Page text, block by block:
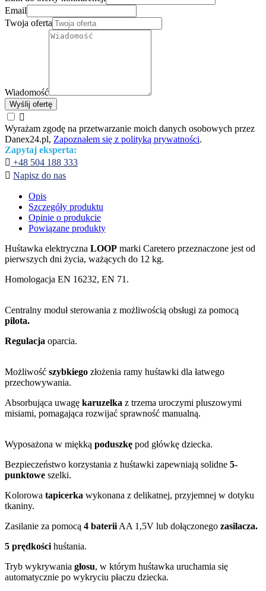
Email
Twoja oferta
Wiadomość
Wyślij ofertę

Wyrażam zgodę na przetwarzanie moich danych osobowych przez
Danex24.pl, Zapoznałem się z polityką prywatności.
Zapytaj eksperta:
 +48 504 188 333
 Napisz do nas
Opis
Szczegóły produktu
Opinie o produkcie
Powiązane produkty
Huśtawka elektryczna LOOP marki Caretero przeznaczone jest od
pierwszych dni życia, ważących do 12 kg.
Homologacja EN 16232, EN 71.
Centralny moduł sterowania z możliwością obsługi za pomocą
pilota.
Regulacja oparcia.
Możliwość szybkiego złożenia ramy huśtawki dla łatwego
przechowywania.
Absorbująca uwagę karuzelka z trzema uroczymi pluszowymi
misiami, pomagająca rozwijać sprawność manualną.
Wyposażona w miękką poduszkę pod główkę dziecka.
Bezpieczeństwo korzystania z huśtawki zapewniają solidne 5-
punktowe szelki.
Kolorowa tapicerka wykonana z delikatnej, przyjemnej w dotyku
tkaniny.
Zasilanie za pomocą 4 baterii AA 1,5V lub dołączonego zasilacza.
5 prędkości huśtania.
Tryb wykrywania głosu, w którym huśtawka uruchamia się
automatycznie po wykryciu płaczu dziecka.